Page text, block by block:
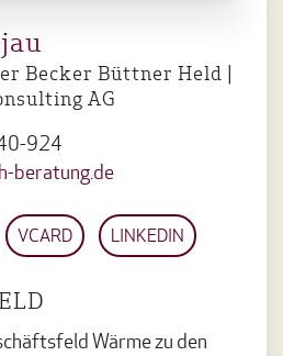
Becker Büttner Held |
AG
924
beratung.de
VCARD LINKEDIN
Wärme zu den